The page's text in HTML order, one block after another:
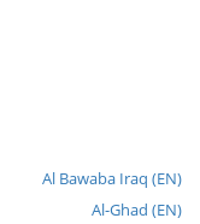
Al Bawaba Iraq (EN)
Al-Ghad (EN)